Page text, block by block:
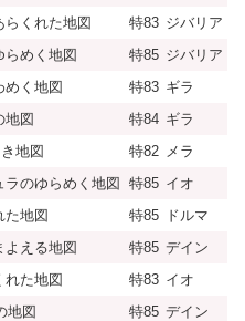
らくれた地図 特83 ジバリア
らめく地図 特85 ジバリア
めく地図 特83 ギラ
地図 特84 ギラ
地図 特82 メラ
ラのゆらめく地図 特85 イオ
た地図 特85
ドルマ
よえる地図 特85 デイン
れた地図 特83 イオ
地図 特85 デイン